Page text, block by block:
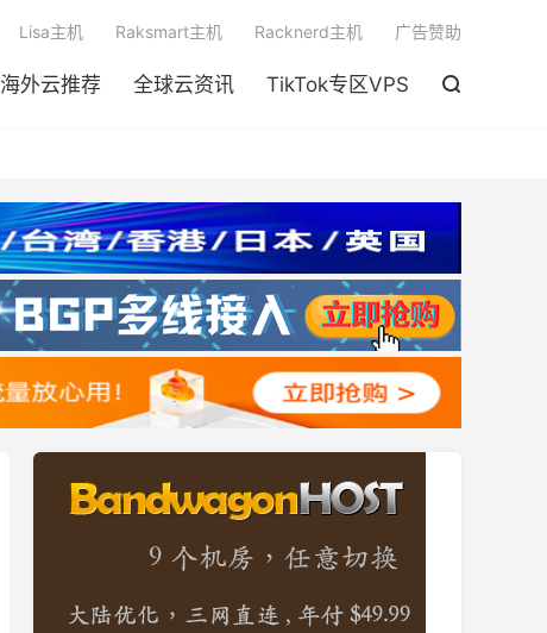
海外云推荐 全球云资讯 TikTok专区VPS 
Lisa主机 Raksmart主机 Racknerd主机 广告赞助